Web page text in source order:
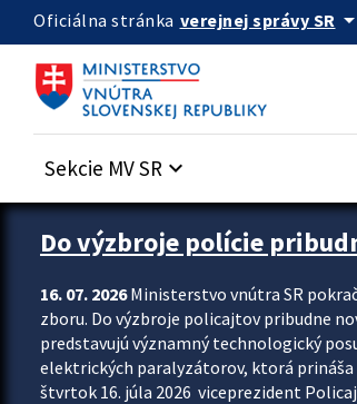
Preskocit na hlavný obsah
Oficiálna stránka verejnej správy SR arrow_drop_down
Sekcie MV SR keyboard_arrow_down
Zastavit automatický posun upútavok
Do výzbroje polície
16. 07. 2026Ministerstvo vnútra SR
zboru. Do výzbroje policajtov pribudne
predstavujú významný technologický
elektrických paralyzátorov, ktorá
štvrtok 16. júla 2026 viceprezident